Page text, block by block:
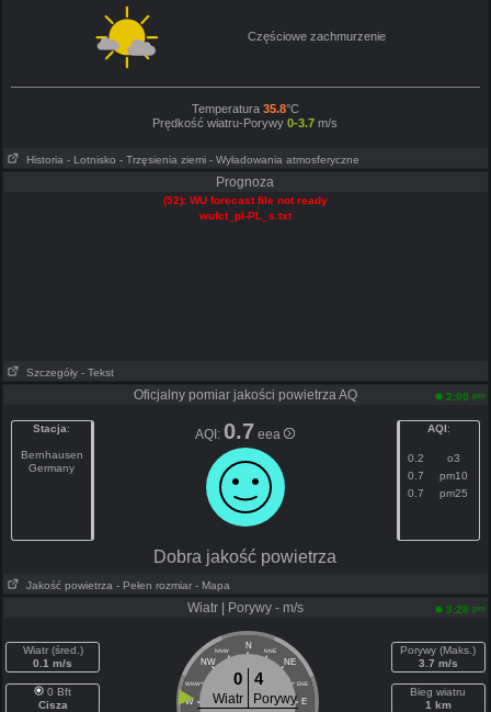
Częściowe zachmurzenie
Temperatura 35.8°C
Prędkość wiatru-Porywy 0-3.7 m/s
Historia - Lotnisko - Trzęsienia ziemi - Wyładowania atmosferyczne
Prognoza
(52): WU forecast file not ready
wufct_pl-PL_s.txt
Szczegóły - Tekst
Oficjalny pomiar jakości powietrza AQ 2:00 pm
Stacja:
Bernhausen
Germany
AQI:0.7 eea AQI:
0.2
o3
0.7
pm10
0.7
pm25
Dobra jakość powietrza
Jakość powietrza - Pełen rozmiar - Mapa
Wiatr | Porywy - m/s 3:28 pm
Wiatr (śred.)
0.1 m/s
0 Bft
Cisza
N
NNW NNE
NW NE
WNW ENE
W E
0 4
Wiatr
Porywy
Porywy (Maks.)
3.7 m/s
Bieg wiatru
1 km